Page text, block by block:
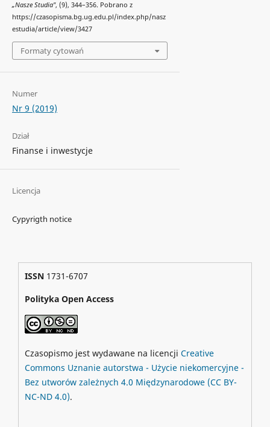
„Nasze Studia", (9), 344–356. Pobrano z
https://czasopisma.bg.ug.edu.pl/index.php/nasz
estudia/article/view/3427
Formaty cytowań
Numer
Nr 9 (2019)
Dział
Finanse i inwestycje
Licencja
Cypyrigth notice
ISSN1731-6707
Polityka Open Access
Czasopismo jest wydawane na licencji Creative
Commons Uznanie autorstwa - Użycie niekomercyjne -
Bez utworów zależnych 4.0 Międzynarodowe (CC BY-
NC-ND 4.0).